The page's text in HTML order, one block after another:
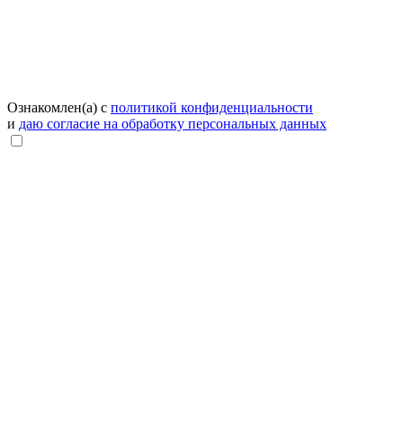
Ознакомлен(а) с политикой конфиденциальности
и даю согласие на обработку персональных данных